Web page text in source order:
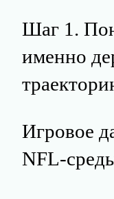
Шаг 1.
именно
Игровое
NFL-